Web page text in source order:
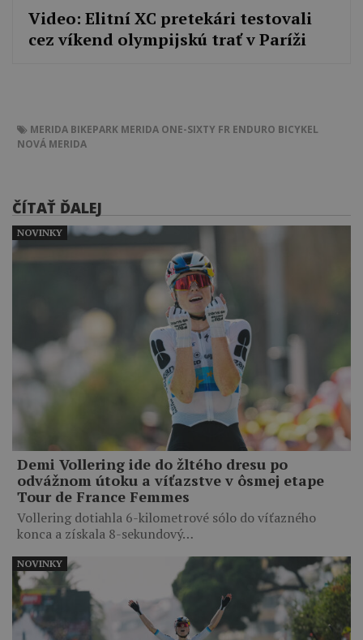
Video: Elitní XC pretekári testovali
cez víkend olympijskú trať v Paríži
MERIDA BIKEPARK MERIDA ONE-SIXTY FR ENDURO BICYKEL
NOVÁ MERIDA
ČÍTAŤ ĎALEJ
Demi Vollering ide do žltého dresu po
odvážnom útoku a víťazstve v ôsmej etape
Tour de France Femmes
Vollering dotiahla 6-kilometrové sólo do víťazného
konca a získala 8-sekundový…
NOVINKY
NOVINKY